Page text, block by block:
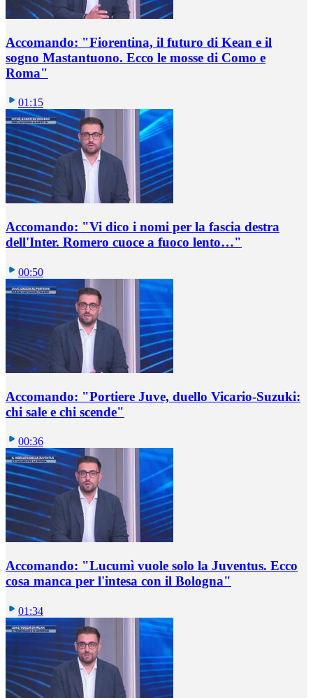
Accomando: "Fiorentina, il futuro di Kean e il
sogno Mastantuono. Ecco le mosse di Como e
Roma"
01:15
Accomando: "Vi dico i nomi per la fascia destra
dell'Inter. Romero cuoce a fuoco lento…"
00:50
Accomando: "Portiere Juve, duello Vicario-Suzuki:
chi sale e chi scende"
00:36
Accomando: "Lucumì vuole solo la Juventus. Ecco
cosa manca per l'intesa con il Bologna"
01:34